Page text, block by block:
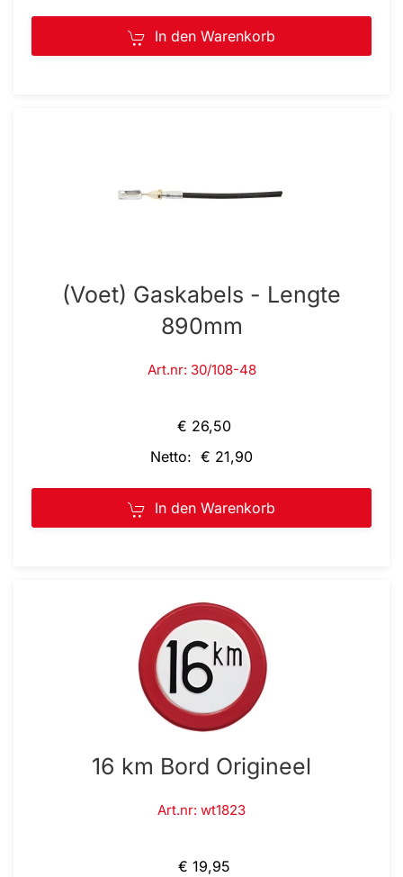
In den Warenkorb
(Voet) Gaskabels - Lengte
890mm
Art.nr: 30/108-48
€ 26,50
Netto: € 21,90
In den Warenkorb
16 km Bord Origineel
Art.nr: wt1823
€ 19,95